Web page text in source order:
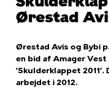
Ørestad
Ørestad Avis og Bybi
en bid af Amager
’Skulderklappet
arbejdet i 2012.